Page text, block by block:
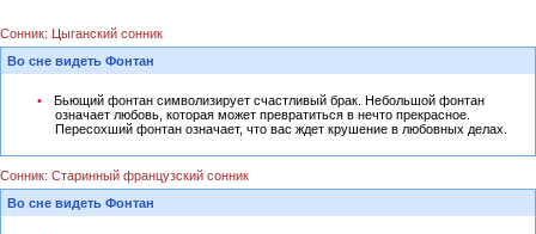
Сонник: Цыганский сонник
Во сне видеть Фонтан
Бьющий фонтан символизирует счастливый брак. Небольшой фонтан
означает любовь, которая может превратиться в нечто прекрасное.
Пересохший фонтан означает, что вас ждет крушение в любовных делах.
Сонник: Старинный французский сонник
Во сне видеть Фонтан